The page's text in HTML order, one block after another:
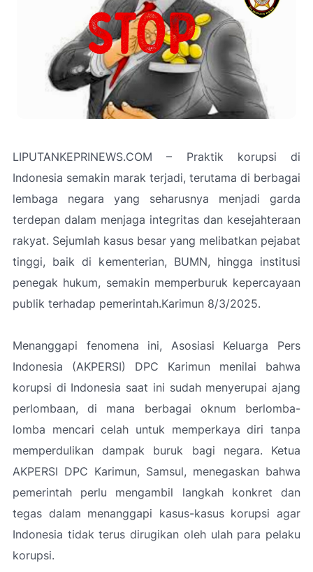
LIPUTANKEPRINEWS.COM – Praktik korupsi di
Indonesia semakin marak terjadi, terutama di berbagai
lembaga negara yang seharusnya menjadi garda
terdepan dalam menjaga integritas dan kesejahteraan
rakyat. Sejumlah kasus besar yang melibatkan pejabat
tinggi, baik di kementerian, BUMN, hingga institusi
penegak hukum, semakin memperburuk kepercayaan
publik terhadap pemerintah.Karimun 8/3/2025.
Menanggapi fenomena ini, Asosiasi Keluarga Pers
Indonesia (AKPERSI) DPC Karimun menilai bahwa
korupsi di Indonesia saat ini sudah menyerupai ajang
perlombaan, di mana berbagai oknum berlomba-
lomba mencari celah untuk memperkaya diri tanpa
memperdulikan dampak buruk bagi negara. Ketua
AKPERSI DPC Karimun, Samsul, menegaskan bahwa
pemerintah perlu mengambil langkah konkret dan
tegas dalam menanggapi kasus-kasus korupsi agar
Indonesia tidak terus dirugikan oleh ulah para pelaku
korupsi.